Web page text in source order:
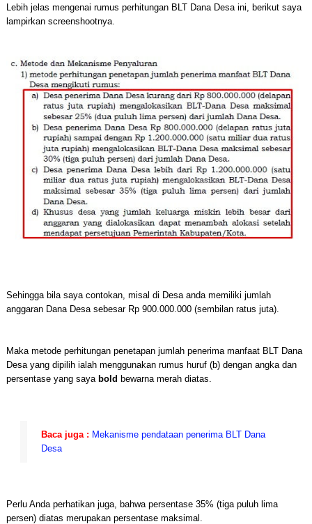
Lebih jelas mengenai rumus perhitungan BLT Dana Desa ini, berikut saya
lampirkan screenshootnya.
Sehingga bila saya contokan, misal di Desa anda memiliki jumlah
anggaran Dana Desa sebesar Rp 900.000.000 (sembilan ratus juta).
Maka metode perhitungan penetapan jumlah penerima manfaat BLT Dana
Desa yang dipilih ialah menggunakan rumus huruf (b) dengan angka dan
persentase yang saya bold bewarna merah diatas.
Baca juga : Mekanisme pendataan penerima BLT Dana
Desa
Perlu Anda perhatikan juga, bahwa persentase 35% (tiga puluh lima
persen) diatas merupakan persentase maksimal.